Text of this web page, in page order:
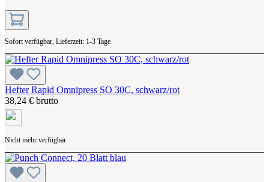
Sofort verfügbar, Lieferzeit: 1-3 Tage
Hefter Rapid Omnipress SO 30C, schwarz/rot
38,24 € brutto
Nicht mehr verfügbar